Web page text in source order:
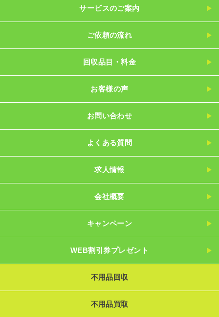
サービスのご案内
ご依頼の流れ
回収品目・料金
お客様の声
お問い合わせ
よくある質問
求人情報
会社概要
キャンペーン
WEB割引券プレゼント
不用品回収
不用品買取